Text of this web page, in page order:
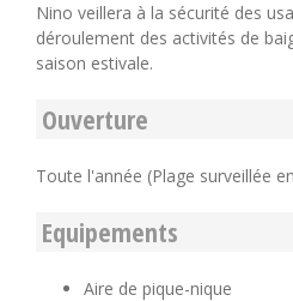
Nino veillera à la sécurité des
déroulement des activités de
saison estivale.
Ouverture
Toute l'année (Plage surveillée
Equipements
Aire de pique-nique